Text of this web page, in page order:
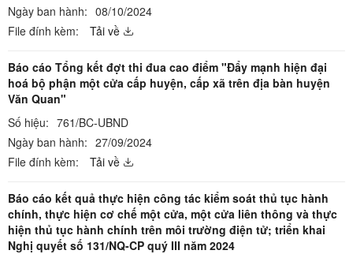
Ngày ban hành: 08/10/2024
File đính kèm:
Tải về
Báo cáo Tổng kết đợt thi đua cao điểm "Đẩy mạnh hiện đại
hoá bộ phận một cửa cấp huyện, cấp xã trên địa bàn huyện
Văn Quan"
Số hiệu: 761/BC-UBND
Ngày ban hành: 27/09/2024
File đính kèm:
Tải về
Báo cáo kết quả thực hiện công tác kiểm soát thủ tục hành
chính, thực hiện cơ chế một cửa, một cửa liên thông và thực
hiện thủ tục hành chính trên môi trường điện tử; triển khai
Nghị quyết số 131/NQ-CP quý III năm 2024